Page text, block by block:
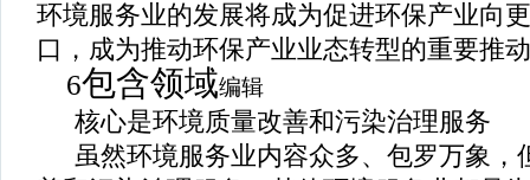
环境服务业的发展将成为促进环保产业向
口，成为推动环保产业业态转型的重要推
6包含领域编辑
核心是环境质量改善和污染治理服务
虽然环境服务业内容众多、包罗万象，